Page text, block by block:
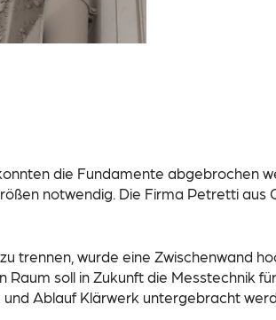
die Fundamente abgebrochen
notwendig. Die Firma Petretti aus
trennen, wurde eine Zwischenwand
soll in Zukunft die Messtechnik
Ablauf Klärwerk untergebracht